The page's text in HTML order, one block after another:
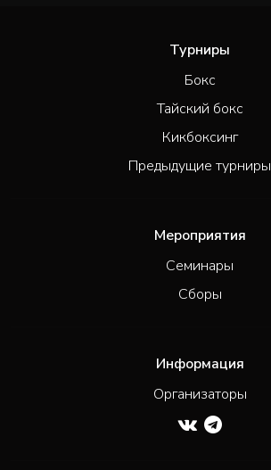
Турниры
Бокс
Тайский бокс
Кикбоксинг
Предыдущие турниры
Мероприятия
Семинары
Сборы
Информация
Организаторы